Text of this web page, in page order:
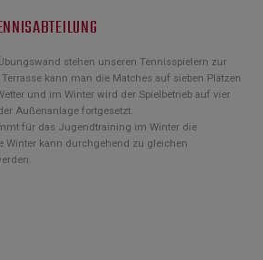
stehen unseren Tennisspielern zur
kann man die Matches auf sieben Plätzen
und im Winter wird der Spielbetrieb auf vier
Außenanlage fortgesetzt.
für das Jugendtraining im Winter die
Winter kann durchgehend zu gleichen